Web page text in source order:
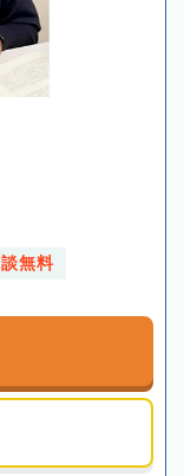
無料